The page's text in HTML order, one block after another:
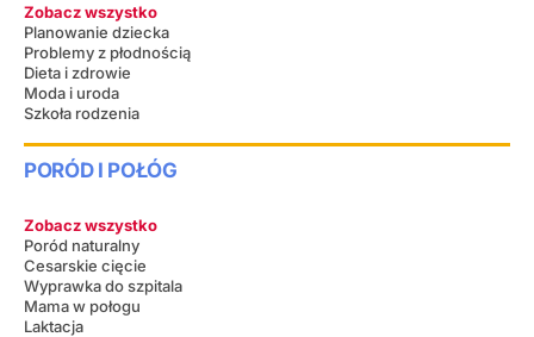
Zobacz wszystko
Planowanie dziecka
Problemy z płodnością
Dieta i zdrowie
Moda i uroda
Szkoła rodzenia
PORÓD I POŁÓG
Zobacz wszystko
Poród naturalny
Cesarskie cięcie
Wyprawka do szpitala
Mama w połogu
Laktacja